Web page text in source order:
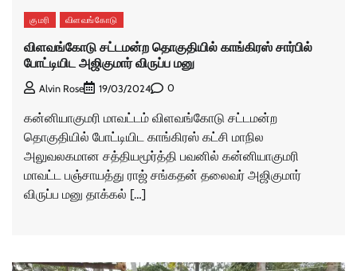
குமரி விளவங்கோடு
விளவங்கோடு சட்டமன்ற தொகுதியில் காங்கிரஸ் சார்பில்
போட்டியிட அஜிகுமார் விருப்ப மனு
Alvin Rose 19/03/2024 0
கன்னியாகுமரி மாவட்டம் விளவங்கோடு சட்டமன்ற
தொகுதியில் போட்டியிட காங்கிரஸ் கட்சி மாநில
அலுவலகமான சத்தியமூர்த்தி பவனில் கன்னியாகுமரி
மாவட்ட பஞ்சாயத்து ராஜ் சங்கதன் தலைவர் அஜிகுமார்
விருப்ப மனு தாக்கல் […]